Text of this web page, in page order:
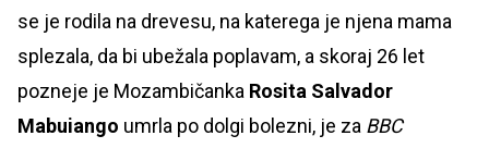
se je rodila na drevesu, na katerega je njena mama
splezala, da bi ubežala poplavam, a skoraj 26 let
pozneje je Mozambičanka Rosita Salvador
Mabuiango umrla po dolgi bolezni, je za BBC